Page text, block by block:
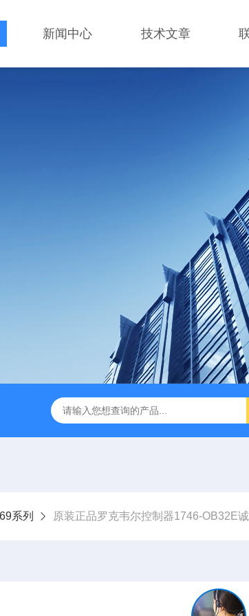
新闻中心 技术文章
系列 原装正品罗克韦尔控制器1746-OB32E